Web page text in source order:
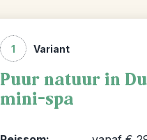
1 Variant
Puur natuur in
mini-spa